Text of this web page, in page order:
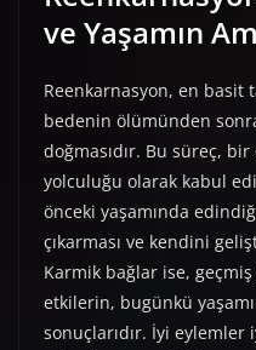
ve Yaşamın
Reenkarnasyon, en basit
bedenin ölümünden
doğmasıdır. Bu süreç,
yolculuğu olarak kabul
önceki yaşamında
çıkarması ve kendini
Karmik bağlar ise, geçmiş
etkilerin, bugünkü
sonuçlarıdır. İyi